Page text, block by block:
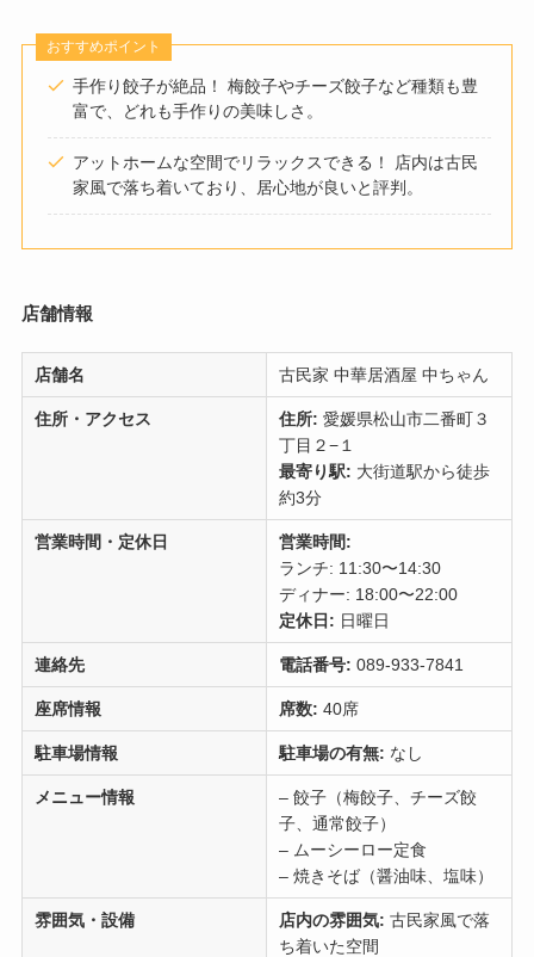
おすすめポイント
手作り餃子が絶品！ 梅餃子やチーズ餃子など種類も豊
富で、どれも手作りの美味しさ。
アットホームな空間でリラックスできる！ 店内は古民
家風で落ち着いており、居心地が良いと評判。
店舗情報
店舗名 古民家 中華居酒屋 中ちゃん
住所・アクセス 住所: 愛媛県松山市二番町３
丁目２−１
最寄り駅: 大街道駅から徒歩
約3分
営業時間・定休日
営業時間:
ランチ: 11:30〜14:30
ディナー: 18:00〜22:00
定休日: 日曜日
連絡先 電話番号: 089-933-7841
座席情報 席数: 40席
駐車場情報 駐車場の有無: なし
メニュー情報
– 餃子（梅餃子、チーズ餃
子、通常餃子）
– ムーシーロー定食
– 焼きそば（醤油味、塩味）
雰囲気・設備 店内の雰囲気: 古民家風で落
ち着いた空間